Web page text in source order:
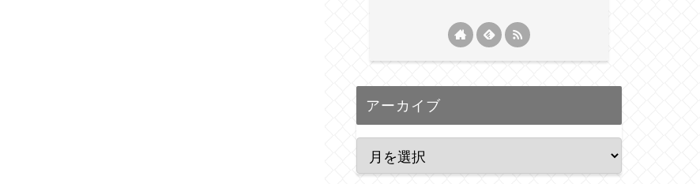
アーカイブ